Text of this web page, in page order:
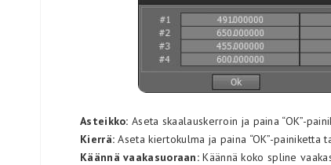
Asteikko: Aseta skaalauskerroin ja paina “OK”-
Kierrä: Aseta kiertokulma ja paina “OK”-painiketta
Käännä vaakasuoraan: Käännä koko spline